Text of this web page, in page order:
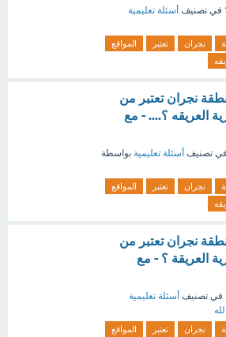
في تصنيف أسئلة تعليمية
نجران تعتبر
المواقع
نجران تعتبر من
العريقه ؟.... - مع
في تصنيف أسئلة تعليمية بواسطة
نجران تعتبر
المواقع
نجران تعتبر من
العريقة ؟ - مع
في تصنيف أسئلة تعليمية
نجران تعتبر
المواقع